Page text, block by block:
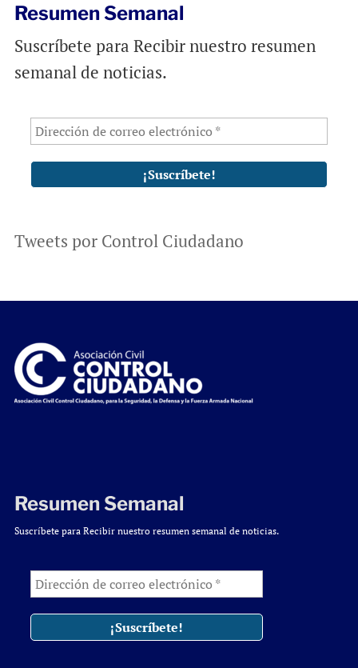
Resumen Semanal
Suscríbete para Recibir nuestro resumen
semanal de noticias.
Tweets por Control Ciudadano
Resumen Semanal
Suscríbete para Recibir nuestro resumen semanal de noticias.